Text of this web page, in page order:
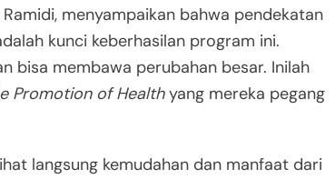
menyampaikan bahwa pendekatan
kunci keberhasilan program ini.
bisa membawa perubahan besar. Inilah
Promotion of Healthyang mereka pegang
langsung kemudahan dan manfaat dari